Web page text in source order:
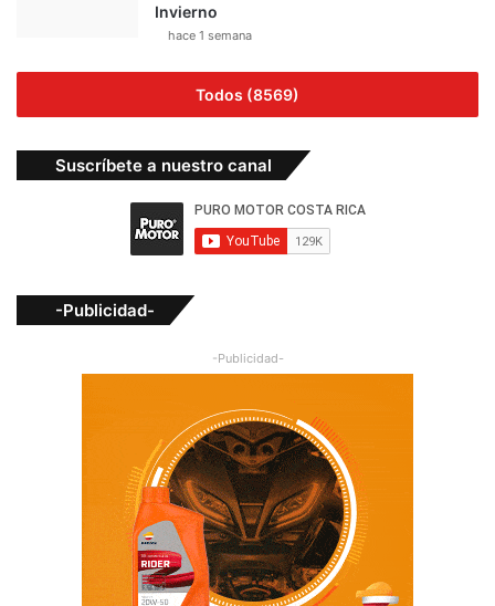
Invierno
hace 1 semana
Todos (8569)
Suscríbete a nuestro canal
-Publicidad-
-Publicidad-